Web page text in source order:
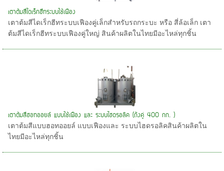
เตาต้มสีไดเร็กฮีทระบบใช้เฟือง
เตาต้มสีไดเร็กฮีทระบบเฟืองคู่เล็กสำหรับรถกระบะ หรือ สี่ล้อเล็ก เตา
ต้มสีไดเร็กฮีทระบบเฟืองคู่ใหญ่ สินค้าผลิตในไทยมีอะไหล่ทุกชิ้น
เตาต้มสีฮอทออยล์ แบบใช้เฟือง และ ระบบไฮดรอลิค (ถังคู่ 400 กก. )
เตาต้มสีแบบฮอทออยล์ แบบเฟืองและ ระบบไฮดรอลิคสินค้าผลิตใน
ไทยมีอะไหล่ทุกชิ้น